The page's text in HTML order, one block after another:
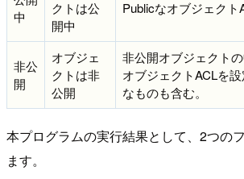
中
クトは公
開中
Publicなオブジェク
非公
開
オブジェ
クトは非
公開
非公開オブジェクト
オブジェクトACLを
なものも含む。
本プログラムの実行結果として、2つの
ます。